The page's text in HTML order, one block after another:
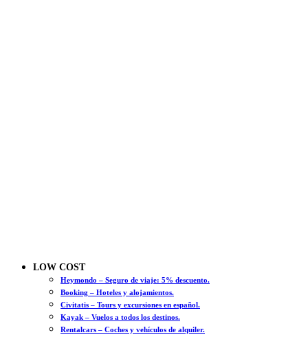
LOW COST
Heymondo – Seguro de viaje: 5% descuento.
Booking – Hoteles y alojamientos.
Civitatis – Tours y excursiones en español.
Kayak – Vuelos a todos los destinos.
Rentalcars – Coches y vehículos de alquiler.